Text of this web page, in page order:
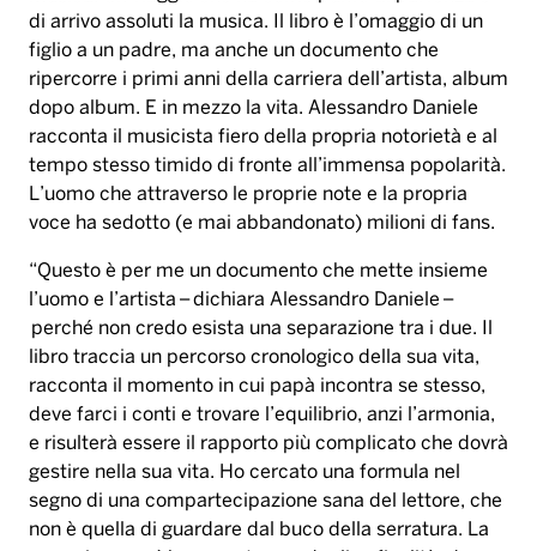
voce ha sedotto (e mai abbandonato) milioni di fans.
“Questo è per me un documento che mette insieme
l’uomo e l’artista – dichiara Alessandro Daniele –
perché non credo esista una separazione tra i due. Il
libro traccia un percorso cronologico della sua vita,
racconta il momento in cui papà incontra se stesso,
deve farci i conti e trovare l’equilibrio, anzi l’armonia,
gestire nella sua vita. Ho cercato una formula nel
segno di una compartecipazione sana del lettore, che
non è quella di guardare dal buco della serratura. La
narrazione così ha assunto una duplice finalità: da una
parte la storicizzazione, dove i racconti danno conto
della radice artistica di mio padre; dall’altra, invece, la
sua esperienza umana, che si riflette nelle sue opere
come nel titolo di questo libro – “Le sofferenze, i
disagi, i sacrifici, le persone che ho amato, tutto
quello che mi ha dato emozione viene alla luce” – è